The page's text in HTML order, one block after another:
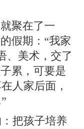
聚在了一
假期：“我家
、美术，交了
累，可要是
人家后面，
把孩子培养